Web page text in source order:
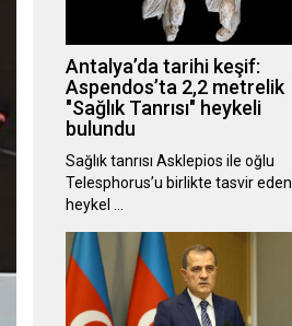
Antalya’da tarihi keşif:
Aspendos’ta 2,2 metrelik
"Sağlık Tanrısı" heykeli
bulundu
Sağlık tanrısı Asklepios ile oğlu
Telesphorus’u birlikte tasvir eden
heykel …